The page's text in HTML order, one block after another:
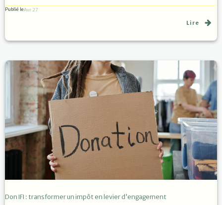
Publié leAvr 27
Lire
Don IFI : transformer un impôt en levier d’engagement